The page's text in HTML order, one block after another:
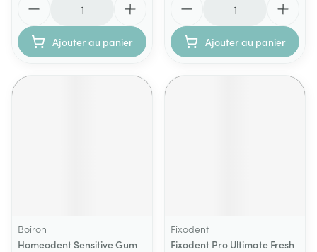
Ajouter au panier Ajouter au panier
Boiron
Homeodent Sensitive Gum
Fixodent
Fixodent Pro Ultimate Fresh